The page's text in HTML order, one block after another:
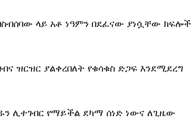
ላይ አቶ ነዓምን በደፈናው ያነሷቸው ክፍሎች
ዝርዝር ያልቀረበለት የቁሳቁስ ድጋፍ እንደሚደረግ
ሊተገብር የማይችል ደካማ ሰነድ ነውና ለጊዜው